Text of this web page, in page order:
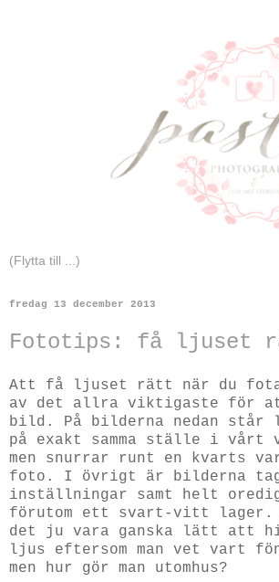
fredag 13 december 2013
Fototips: få ljuset
Att få ljuset rätt när du
av det allra viktigaste för
bild. På bilderna nedan
på exakt samma ställe i vårt
men snurrar runt en kvarts
foto. I övrigt är bilderna
inställningar samt helt
förutom ett svart-vitt lager.
det ju vara ganska lätt att
ljus eftersom man vet vart
men hur gör man utomhus?